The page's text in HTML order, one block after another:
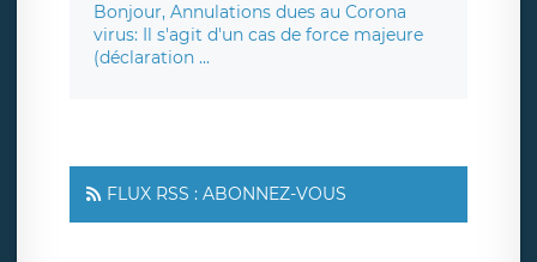
Bonjour, Annulations dues au Corona
virus: Il s'agit d'un cas de force majeure
(déclaration ...
FLUX RSS : ABONNEZ-VOUS